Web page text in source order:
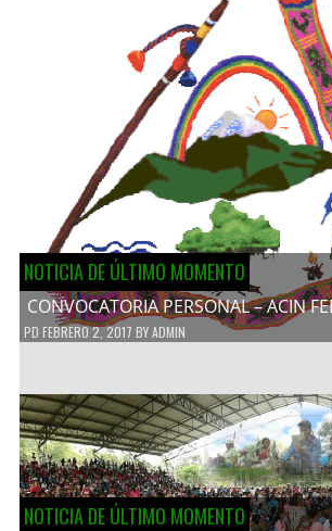
NOTICIA DE ÚLTIMO MOMENTO
CONVOCATORIA PERSONAL – ACIN
PD FEBRERO 2, 2017 BYADMIN
NOTICIA DE ÚLTIMO MOMENTO